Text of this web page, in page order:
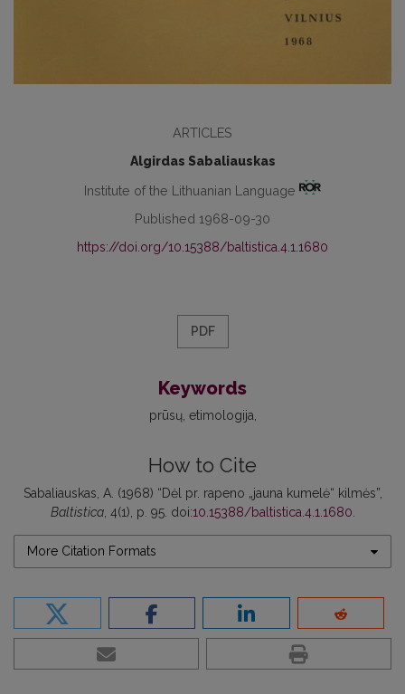
ARTICLES
Algirdas Sabaliauskas
Institute of the Lithuanian Language
Published 1968-09-30
https://doi.org/10.15388/baltistica.4.1.1680
PDF
Keywords
prūsų etimologija
How to Cite
Sabaliauskas, A. (1968) “Dėl pr. rapeno „jauna kumelė“ kilmės”,
Baltistica, 4(1), p. 95. doi:10.15388/baltistica.4.1.1680.
More Citation Formats